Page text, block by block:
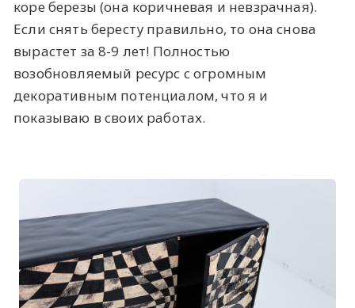
коре березы (она коричневая и невзрачная).
Если снять бересту правильно, то она снова
вырастет за 8-9 лет! Полностью
возобновляемый ресурс с огромным
декоративным потенциалом, что я и
показываю в своих работах.